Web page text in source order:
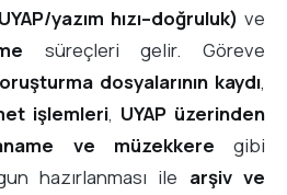
yazım hızı–doğruluk) ve
süreçleri gelir. Göreve
dosyalarının kaydı,
işlemleri, UYAP üzerinden
ve müzekkere gibi
hazırlanması ile arşiv ve